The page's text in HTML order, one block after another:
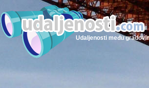
Udaljenosti među